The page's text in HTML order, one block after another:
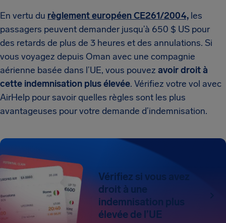
En vertu du règlement européen CE261/2004, les
passagers peuvent demander jusqu’à 650 $ US pour
des retards de plus de 3 heures et des annulations. Si
vous voyagez depuis Oman avec une compagnie
aérienne basée dans l’UE, vous pouvez avoir droit à
cette indemnisation plus élevée. Vérifiez votre vol avec
AirHelp pour savoir quelles règles sont les plus
avantageuses pour votre demande d’indemnisation.
Vérifiez si vous avez
droit à une
indemnisation plus
élevée de l’UE